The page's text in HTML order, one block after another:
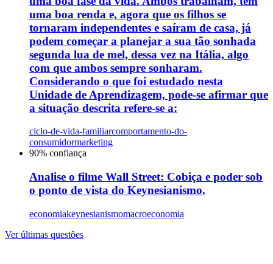
uma boa renda e, agora que os filhos se
tornaram independentes e saíram de casa, já
podem começar a planejar a sua tão sonhada
segunda lua de mel, dessa vez na Itália, algo
com que ambos sempre sonharam.
Considerando o que foi estudado nesta
Unidade de Aprendizagem, pode-se afirmar que
a situação descrita refere-se a:
ciclo-de-vida-familiarcomportamento-do-
consumidormarketing
90% confiança
Analise o filme Wall Street: Cobiça e poder sob
o ponto de vista do Keynesianismo.
economiakeynesianismomacroeconomia
Ver últimas questões